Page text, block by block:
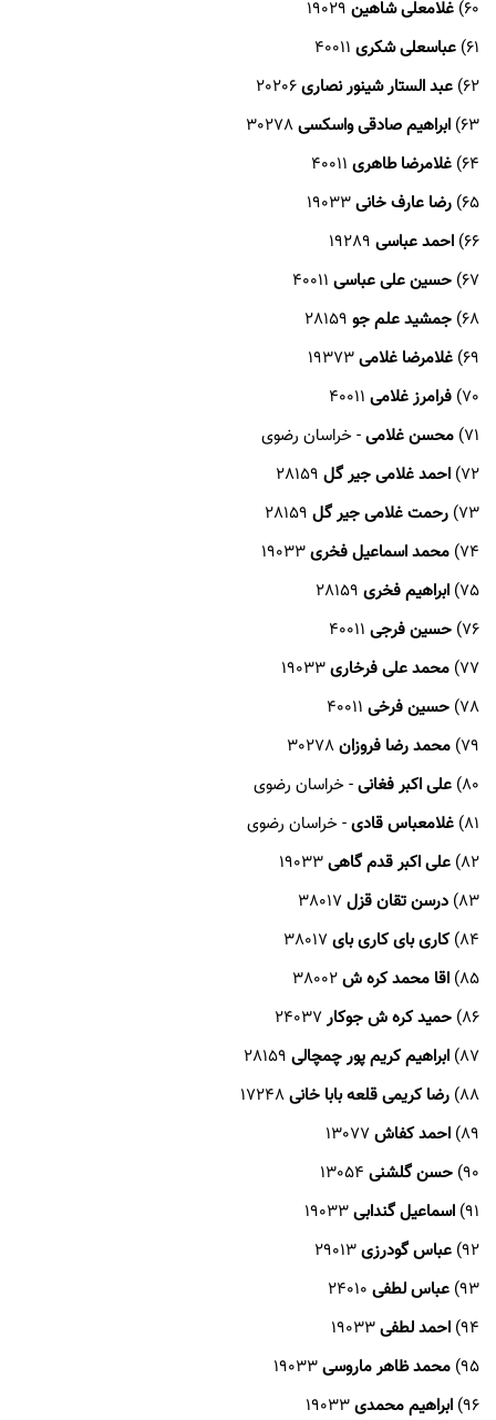
60) غلامعلی شاهین
61) عباسعلی شکری
62) عبد الستار شینور نصاری
63) ابراهیم صادقی واسکسی
64) غلامرضا طاهری
65) رضا عارف خانی
66) احمد عباسی
67) حسین علی عباسی
68) جمشید علم جو
69) غلامرضا غلامی
70) فرامرز غلامی
71) محسن غلامی- خراسان رضوی
72) احمد غلامی جیر گل
73) رحمت غلامی جیر گل
74) محمد اسماعیل فخری
75) ابراهیم فخری
76) حسین فرجی
77) محمد علی فرخاری
78) حسین فرخی
79) محمد رضا فروزان
80) علی اکبر فغانی- خراسان رضوی
81) غلامعباس قادی- خراسان رضوی
82) علی اکبر قدم گاهی
83) درسن تقان قزل
84) کاری بای کاری بای
85) اقا محمد کره ش
86) حمید کره ش جوکار
87) ابراهیم کریم پور چمچالی
88) رضا کریمی قلعه بابا خانی
89) احمد کفاش
90) حسن گلشنی
91) اسماعیل گندابی
92) عباس گودرزی
93) عباس لطفی
94) احمد لطفی
95) محمد ظاهر ماروسی
96) ابراهیم محمدی